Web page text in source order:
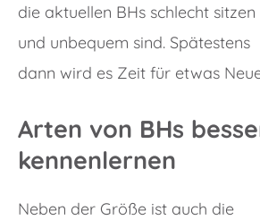
die aktuellen BHs schlecht sitzen
und unbequem sind. Spätestens
dann wird es Zeit für etwas
Arten von BHs
kennenlernen
Neben der Größe ist auch die